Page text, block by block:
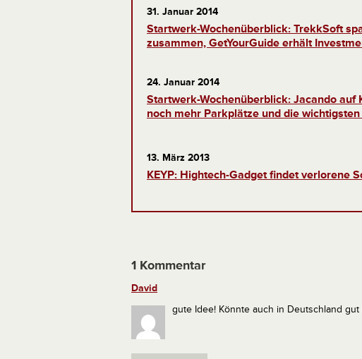
31. Januar 2014
Startwerk-Wochenüberblick: TrekkSoft
zusammen, GetYourGuide erhält
24. Januar 2014
Startwerk-Wochenüberblick: Jacando auf
noch mehr Parkplätze und die
13. März 2013
KEYP: Hightech-Gadget findet verlorene
1 Kommentar
David
gute Idee! Könnte auch in Deutschland